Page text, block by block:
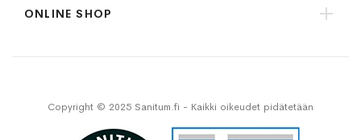
ONLINE SHOP
Copyright © 2025 Sanitum.fi - Kaikki oikeudet pidätetään